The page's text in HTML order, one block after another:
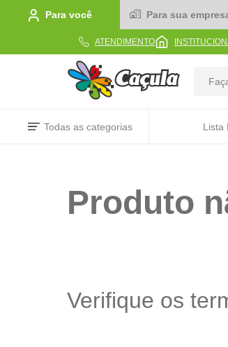
Para você Para sua
ATENDIMENTO
Todas as categorias Lista
Produto
Verifique os
TERMOS MAIS
3 caneta